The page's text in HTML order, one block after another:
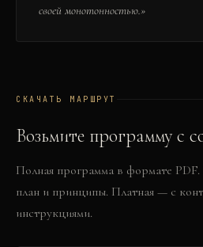
своей монотонностью.»
СКАЧАТЬ МАРШРУТ
Возьмите программу с
Полная программа в формате
план и принципы. Платная — с
инструкциями.